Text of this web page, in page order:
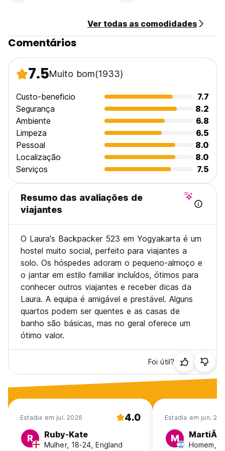
Ver todas as comodidades
Comentários
7.5Muito bom(1933)
Custo-beneficio
7.7
Segurança
8.2
Ambiente
6.8
Limpeza
6.5
Pessoal
8.0
Localização
8.0
Serviços
7.5
Resumo das avaliações de
viajantes
O Laura's Backpacker 523 em Yogyakarta é um
hostel muito social, perfeito para viajantes a
solo. Os hóspedes adoram o pequeno-almoço e
o jantar em estilo familiar incluídos, ótimos para
conhecer outros viajantes e receber dicas da
Laura. A equipa é amigável e prestável. Alguns
quartos podem ser quentes e as casas de
banho são básicas, mas no geral oferece um
ótimo valor.
Foi útil?
Estadia em jul. 2026 4.0
R Ruby-Kate
Mulher, 18-24, England
Estadia em jun.
M MartiÂ­n
Homem,